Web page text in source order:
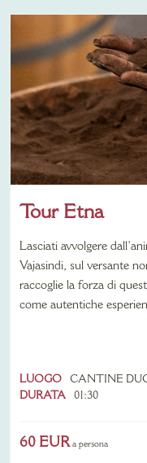
Tour Etna
Lasciati avvolgere
Vajasindi, sul versante
raccoglie la forza di
come autentiche
LUOGO
CANTINE
DURATA
01:30
60 EURa persona